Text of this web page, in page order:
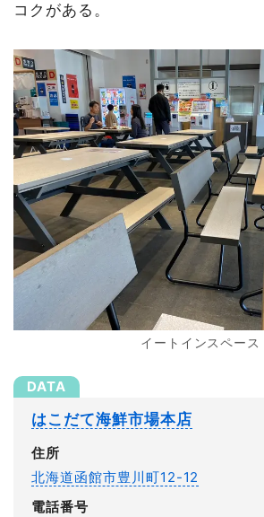
コクがある。
イートインスペース
はこだて海鮮市場本店
住所
北海道函館市豊川町12-12
電話番号